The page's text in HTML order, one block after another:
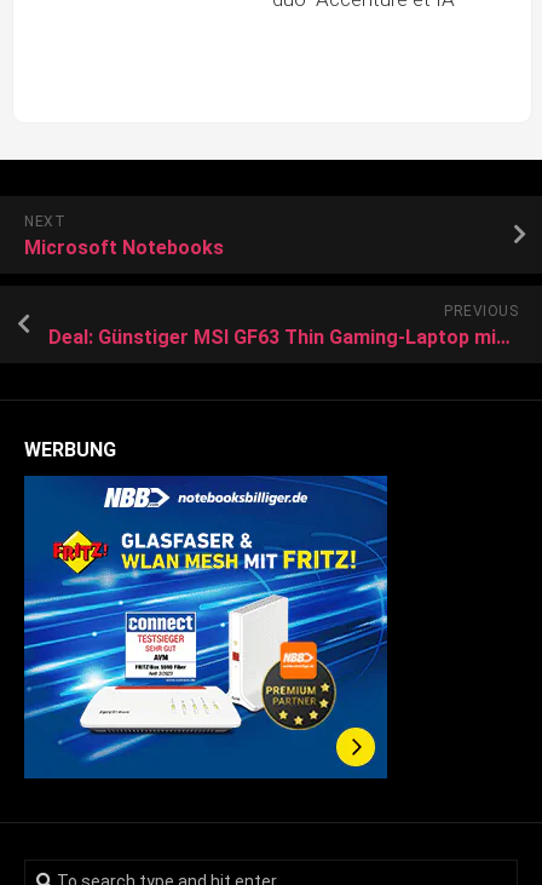
NEXT
Microsoft Notebooks
PREVIOUS
Deal: Günstiger MSI GF63 Thin Gaming-Laptop mit RTX 4060 wieder zum Allzeit-Bestpreis erhältlich
WERBUNG